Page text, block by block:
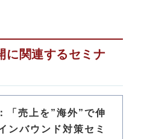
に関連するセミナ
「売上を”海外”で伸
ンバウンド対策セミ